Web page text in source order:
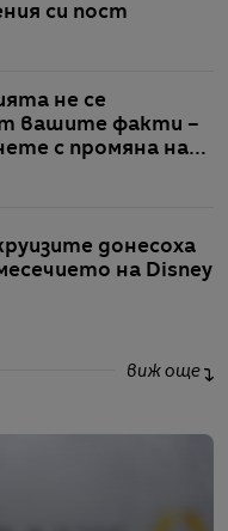
си пост
не се
вашите факти –
с промяна на
донесоха
на Disney
виж още